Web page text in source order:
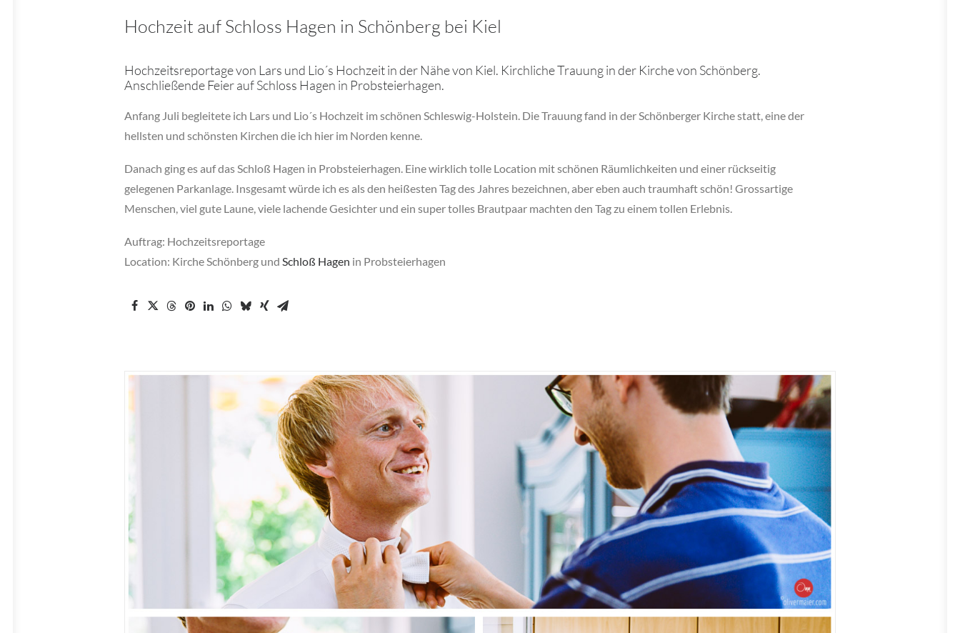
Hochzeit auf Schloss Hagen in Schönberg bei Kiel
Hochzeitsreportage von Lars und Lio´s Hochzeit in der Nähe von Kiel. Kirchliche Trauung in der Kirche von Schönberg.
Anschließende Feier auf Schloss Hagen in Probsteierhagen.
Anfang Juli begleitete ich Lars und Lio´s Hochzeit im schönen Schleswig-Holstein. Die Trauung fand in der Schönberger Kirche statt, eine der
hellsten und schönsten Kirchen die ich hier im Norden kenne.
Danach ging es auf das Schloß Hagen in Probsteierhagen. Eine wirklich tolle Location mit schönen Räumlichkeiten und einer rückseitig
gelegenen Parkanlage. Insgesamt würde ich es als den heißesten Tag des Jahres bezeichnen, aber eben auch traumhaft schön! Grossartige
Menschen, viel gute Laune, viele lachende Gesichter und ein super tolles Brautpaar machten den Tag zu einem tollen Erlebnis.
Auftrag: Hochzeitsreportage
Location: Kirche Schönberg und Schloß Hagen in Probsteierhagen